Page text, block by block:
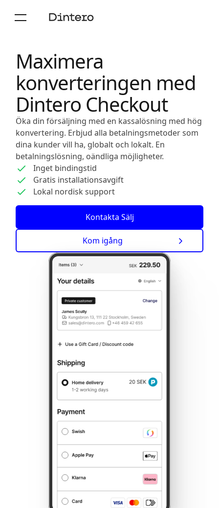
Maximera
konverteringen med
Dintero Checkout
Öka din försäljning med en kassalösning med hög
konvertering. Erbjud alla betalningsmetoder som
dina kunder vill ha, globalt och lokalt. En
betalningslösning, oändliga möjligheter.
Inget bindingstid
Gratis installationsavgift
Lokal nordisk support
Kontakta Sälj
Kom igång